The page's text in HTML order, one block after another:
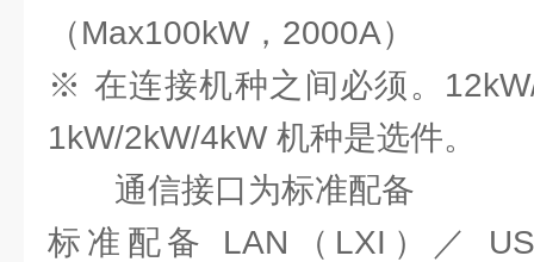
（Max100kW，2000A）
※ 在连接机种之间必须。
1kW/2kW/4kW 机种是选件。
通信接口为标准配备
标准配备 LAN（LXI）／